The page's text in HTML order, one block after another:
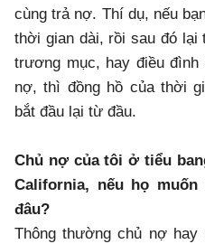
cùng trả nợ. Thí dụ, nếu
thời gian dài, rồi sau đó
trương mục, hay điều
nợ, thì đồng hồ của thời
bắt đầu lại từ đầu.
Chủ nợ của tôi ở tiểu
California, nếu họ
đâu?
Thông thường chủ nợ